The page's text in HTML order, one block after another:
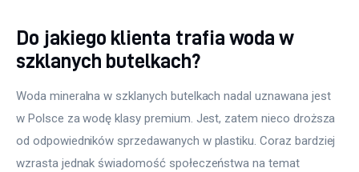
Do jakiego klienta trafia woda w
szklanych butelkach?
Woda mineralna w szklanych butelkach nadal uznawana jest
w Polsce za wodę klasy premium. Jest, zatem nieco droższa
od odpowiedników sprzedawanych w plastiku. Coraz bardziej
wzrasta jednak świadomość społeczeństwa na temat